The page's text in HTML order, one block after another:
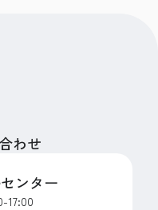
わせ
ンター